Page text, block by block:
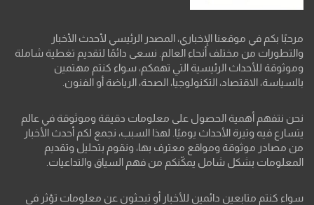
مرحبًا بكم في موقعنا الإخباري، المصدر الرئيسي لأحدث الأخبار
والتطورات من مختلف أنحاء العالم. نسعى دائمًا لتقديم تغطية شاملة
وموثوقة للأحداث الرئيسية التي تهمكم، سواء كنتم مهتمين
بالسياسة، الاقتصاد، التكنولوجيا، الصحة، الرياضة أو الفنون.
نحن نتفهم أهمية الحصول على معلومات دقيقة وموثوقة في عالم
يتسارع فيه وتيرة الأحداث يوميًا. لهذا السبب، نجمع لكم أحدث الأخبار
من مصادر موثوقة ومواقع معترف بها، ونقوم بتحليل وتقديم
المعلومات بشكل شامل يمكّنكم من فهم السياق والتداعيات.
سواء كنتم متابعين دائمين للأخبار أو تبحثون عن معلومات تؤثر في